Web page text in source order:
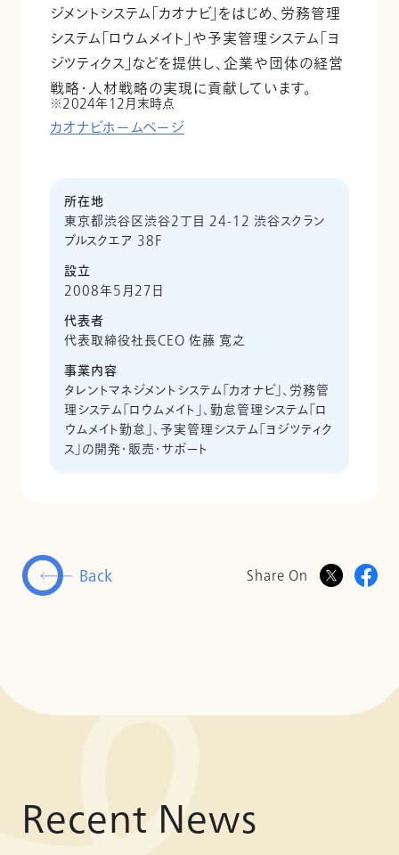
ジメントシステム「カオナビ」をはじめ、労務管理
システム「ロウムメイト」や予実管理システム「ヨ
ジツティクス」などを提供し、企業や団体の経営
戦略・人材戦略の実現に貢献しています。
2024年12月末時点
カオナビホームページ
所在地
東京都渋谷区渋谷2丁目 24-12 渋谷スクラン
ブルスクエア 38F
設立
2008年5月27日
代表者
代表取締役社長CEO 佐藤 寛之
事業内容
タレントマネジメントシステム「カオナビ」、労務管
理システム「ロウムメイト」、勤怠管理システム「ロ
ウムメイト勤怠」、予実管理システム「ヨジツティク
ス」の開発・販売・サポート
Back Share On
Recent News